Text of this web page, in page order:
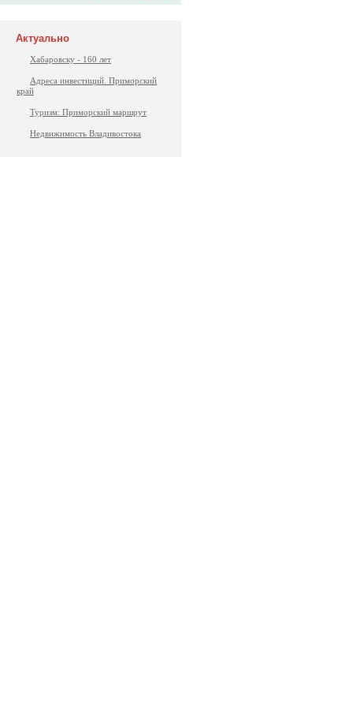
Актуально
Хабаровску - 160 лет
Адреса инвестиций. Приморский
край
Туризм: Приморский маршрут
Недвижимость Владивостока